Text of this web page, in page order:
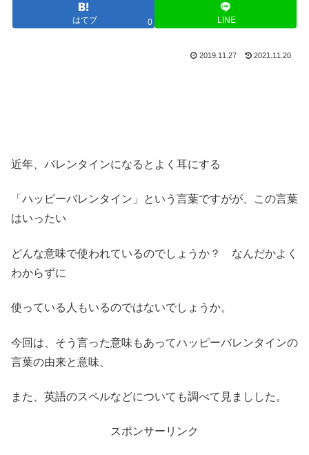
はてブ 0 LINE
2019.11.27 2021.11.20
近年、バレンタインになるとよく耳にする
「ハッピーバレンタイン」という言葉ですがが、この言葉
はいったい
どんな意味で使われているのでしょうか？ なんだかよく
わからずに
使っている人もいるのではないでしょうか。
今回は、そう言った意味もあってハッピーバレンタインの
言葉の由来と意味、
また、英語のスペルなどについても調べて見ましした。
スポンサーリンク